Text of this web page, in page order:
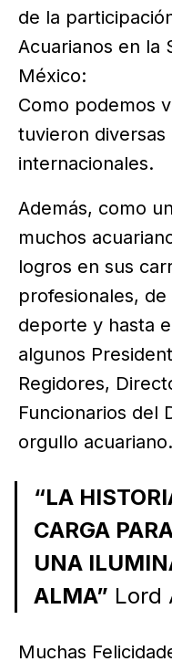
de la
Acuarianos en la
México:
Como podemos
tuvieron
internacionales.
Además, como
muchos
logros en sus
profesionales,
deporte y hasta
algunos
Regidores,
Funcionarios del
orgullo acuariano.
“LA
CARGA
UNA
ALMA” Lord
Muchas